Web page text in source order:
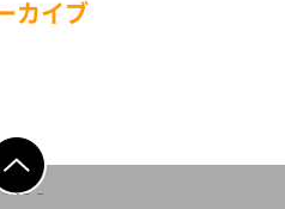
カイブ
ジの先頭へ戻